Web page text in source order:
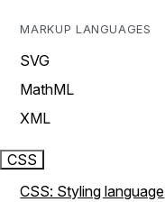
MARKUP LANGUAGES
SVG
MathML
XML
CSS
CSS: Styling language